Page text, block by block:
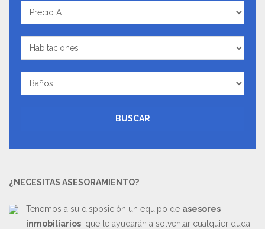
Precio
A
Habitaciones
Baños
BUSCAR
¿NECESITAS ASESORAMIENTO?
Tenemos a su disposición un equipo de asesores
inmobiliarios, que le ayudarán a solventar cualquier duda